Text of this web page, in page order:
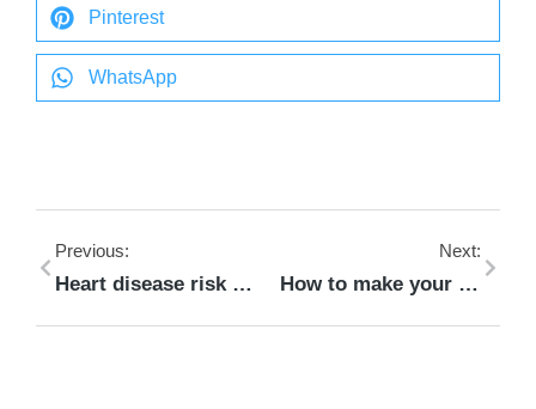
Pinterest
WhatsApp
Previous:
Heart disease risk higher among shift workers
Next:
How to make your malesuada lorem